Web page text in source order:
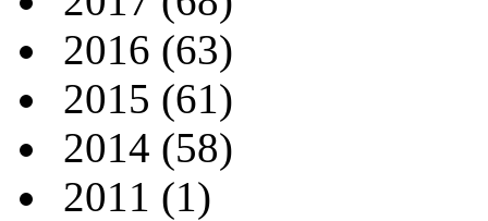
2016 (63)
2015 (61)
2014 (58)
2011 (1)